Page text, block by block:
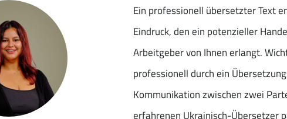
Ein professionell übersetzter Text
Eindruck, den ein potenzieller
Arbeitgeber von Ihnen erlangt.
professionell durch ein
Kommunikation zwischen zwei
erfahrenen Ukrainisch-Übersetzer